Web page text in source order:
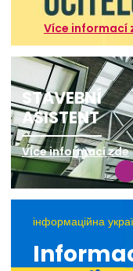
Více informací
STAVEBNÍ
ASISTENT
Více informací zde
інформаційна